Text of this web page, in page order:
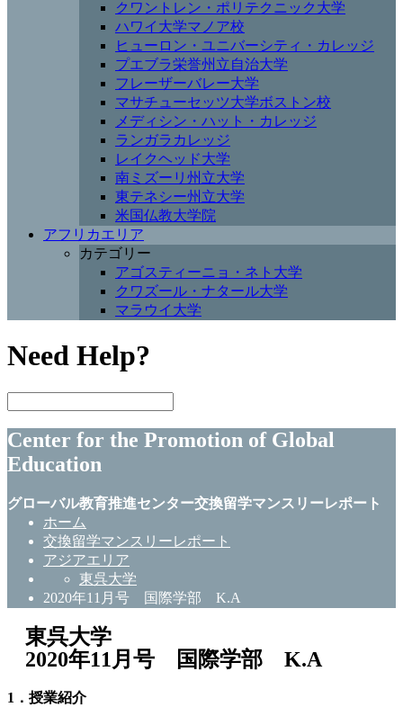
クワントレン・ポリテクニック大学
ハワイ大学マノア校
ヒューロン・ユニバーシティ・カレッジ
プエブラ栄誉州立自治大学
フレーザーバレー大学
マサチューセッツ大学ボストン校
メディシン・ハット・カレッジ
ランガラカレッジ
レイクヘッド大学
南ミズーリ州立大学
東テネシー州立大学
米国仏教大学院
アフリカエリア
カテゴリー
アゴスティーニョ・ネト大学
クワズール・ナタール大学
マラウイ大学
Need Help?
Center for the Promotion of Global
Education
グローバル教育推進センター交換留学マンスリーレポート
ホーム
交換留学マンスリーレポート
アジアエリア
東呉大学
2020年11月号 国際学部 K.A
東呉大学
2020年11月号 国際学部 K.A
1．授業紹介